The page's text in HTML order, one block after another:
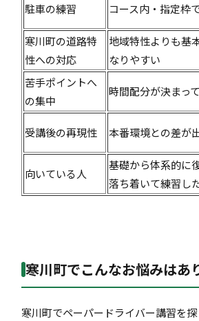
駐車の練習 コース内・指定枠
寒川町の道路特
性への対応
地域特性よりも基
なりやすい
苦手ポイントへ
の集中
時間配分が決まっ
受講後の再現性 本番環境との差が
向いている人
基礎から体系的に
落ち着いて練習し
寒川町でこんなお悩みはあ
寒川町でペーパードライバー講習を